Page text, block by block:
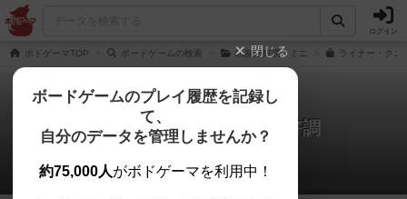
ログイン
ボドゲーマTOP ボードゲームの検索 頭脳絶好調：ミニ ライナー・クニ
インジーニアス / 頭脳絶好調
拡張/関連作品 8件
閉じる
ボードゲームのプレイ履歴を記録し
て、
自分のデータを管理しませんか？
約75,000人がボドゲーマを利用中！